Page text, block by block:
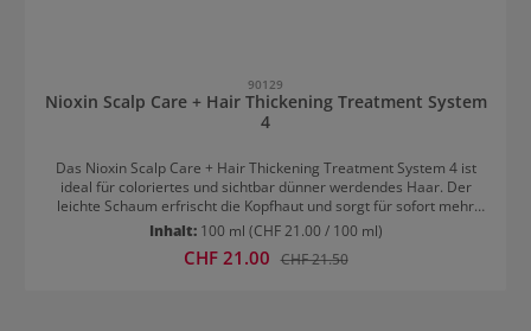
90129
Nioxin Scalp Care + Hair Thickening Treatment System
4
Das Nioxin Scalp Care + Hair Thickening Treatment System 4 ist
ideal für coloriertes und sichtbar dünner werdendes Haar. Der
leichte Schaum erfrischt die Kopfhaut und sorgt für sofort mehr
Volumen, indem er jeder einzelnen Haarsträhne mehr Fülle
Treatment die Haarstruktur und schützt effektiv vor Haarbruch. Es
Inhalt: 100 ml (CHF 21.00 / 100 ml)
Verkaufspreis:
CHF 21.00 Regulärer Preis:
CHF 21.50